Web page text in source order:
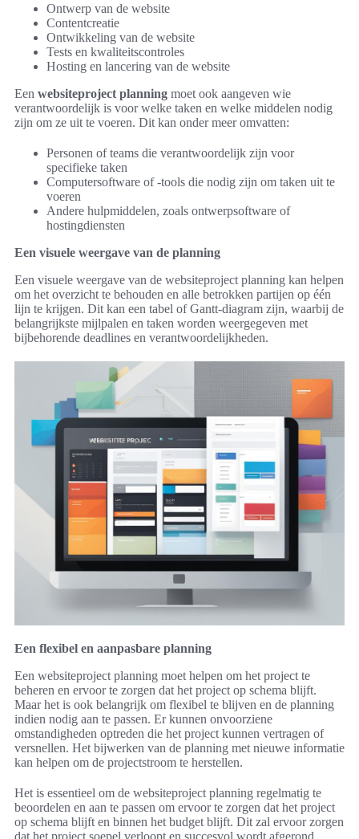
Ontwerp van de website
Contentcreatie
Ontwikkeling van de website
Tests en kwaliteitscontroles
Hosting en lancering van de website
Een websiteproject planning moet ook aangeven wie
verantwoordelijk is voor welke taken en welke middelen nodig
zijn om ze uit te voeren. Dit kan onder meer omvatten:
Personen of teams die verantwoordelijk zijn voor
specifieke taken
Computersoftware of -tools die nodig zijn om taken uit te
voeren
Andere hulpmiddelen, zoals ontwerpsoftware of
hostingdiensten
Een visuele weergave van de planning
Een visuele weergave van de websiteproject planning kan helpen
om het overzicht te behouden en alle betrokken partijen op één
lijn te krijgen. Dit kan een tabel of Gantt-diagram zijn, waarbij de
belangrijkste mijlpalen en taken worden weergegeven met
bijbehorende deadlines en verantwoordelijkheden.
Een flexibel en aanpasbare planning
Een websiteproject planning moet helpen om het project te
beheren en ervoor te zorgen dat het project op schema blijft.
Maar het is ook belangrijk om flexibel te blijven en de planning
indien nodig aan te passen. Er kunnen onvoorziene
omstandigheden optreden die het project kunnen vertragen of
versnellen. Het bijwerken van de planning met nieuwe informatie
kan helpen om de projectstroom te herstellen.
Het is essentieel om de websiteproject planning regelmatig te
beoordelen en aan te passen om ervoor te zorgen dat het project
op schema blijft en binnen het budget blijft. Dit zal ervoor zorgen